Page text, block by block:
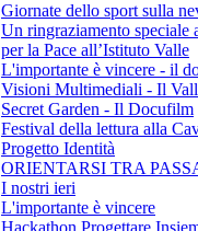
Giornate dello sport sulla
Un ringraziamento speciale
per la Pace all’Istituto Valle
L'importante è vincere - il
Visioni Multimediali - Il
Secret Garden - Il Docufilm
Festival della lettura alla
Progetto Identità
ORIENTARSI TRA
I nostri ieri
L'importante è vincere